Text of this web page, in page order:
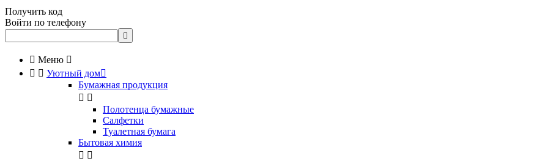
Получить код
Войти по телефону

 Меню 
  Уютный дом
Бумажная продукция
 
Полотенца бумажные
Салфетки
Туалетная бумага
Бытовая химия
 